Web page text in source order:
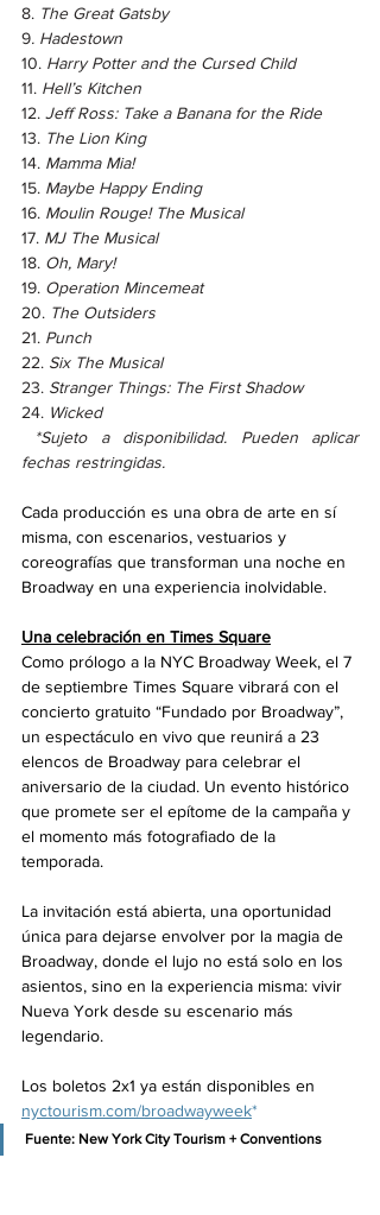
8. The Great Gatsby
9. Hadestown
10. Harry Potter and the Cursed Child
11. Hell’s Kitchen
12. Jeff Ross: Take a Banana for the Ride
13. The Lion King
14. Mamma Mia!
15. Maybe Happy Ending
16. Moulin Rouge! The Musical
17. MJ The Musical
18. Oh, Mary!
19. Operation Mincemeat
20. The Outsiders
21. Punch
22. Six The Musical
23. Stranger Things: The First Shadow
24. Wicked
*Sujeto a disponibilidad. Pueden aplicar
fechas restringidas.
Cada producción es una obra de arte en sí
misma, con escenarios, vestuarios y
coreografías que transforman una noche en
Broadway en una experiencia inolvidable.
Una celebración en Times Square
Como prólogo a la NYC Broadway Week, el 7
de septiembre Times Square vibrará con el
concierto gratuito “Fundado por Broadway”,
un espectáculo en vivo que reunirá a 23
elencos de Broadway para celebrar el
aniversario de la ciudad. Un evento histórico
que promete ser el epítome de la campaña y
el momento más fotografiado de la
temporada.
La invitación está abierta, una oportunidad
única para dejarse envolver por la magia de
Broadway, donde el lujo no está solo en los
asientos, sino en la experiencia misma: vivir
Nueva York desde su escenario más
legendario.
Los boletos 2x1 ya están disponibles en
nyctourism.com/broadwayweek*
Fuente: New York City Tourism + Conventions